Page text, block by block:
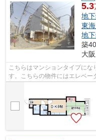
5.3
地
東
地
築
大
こちらはマンションタイプに
す。こちらの物件にはエレベー